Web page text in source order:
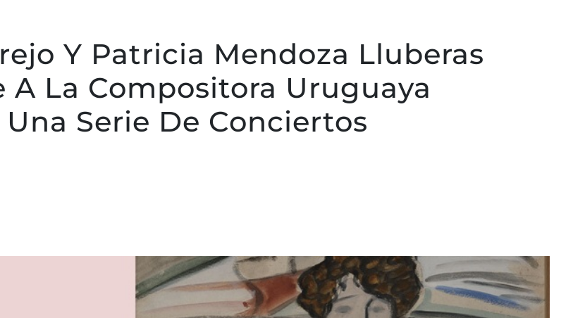
Y Patricia Mendoza Lluberas
A La Compositora Uruguaya
Serie De Conciertos